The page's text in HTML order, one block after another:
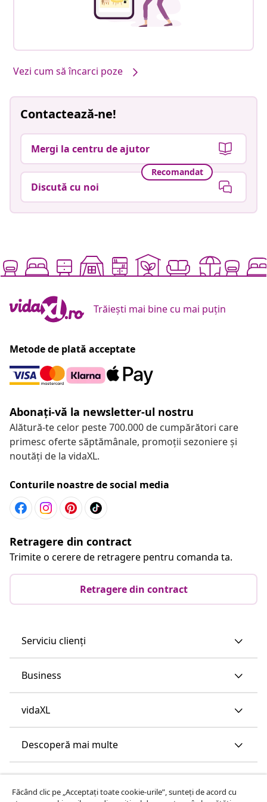
Vezi cum să încarci poze
Contactează-ne!
Mergi la centru de ajutor
Recomandat
Discută cu noi
Trăiești mai bine cu mai puțin
Metode de plată acceptate
Abonați-vă la newsletter-ul nostru
Alătură-te celor peste 700.000 de cumpărători care
primesc oferte săptămânale, promoții sezoniere și
noutăți de la vidaXL.
Conturile noastre de social media
Retragere din contract
Trimite o cerere de retragere pentru comanda ta.
Retragere din contract
Serviciu clienți
Business
vidaXL
Descoperă mai multe
Făcând clic pe „Acceptați toate cookie-urile”, sunteți de acord cu